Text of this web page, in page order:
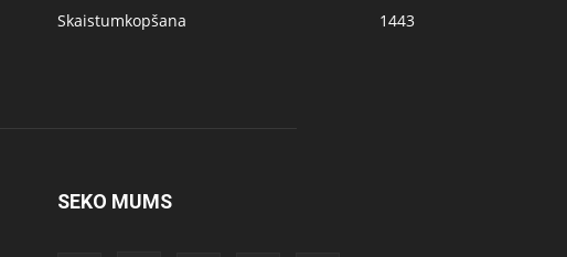
Skaistumkopšana
1443
SEKO MUMS